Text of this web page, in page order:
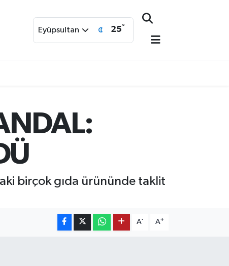
Eyüpsultan 25°
birçok gıda ürününde taklit
A- A+